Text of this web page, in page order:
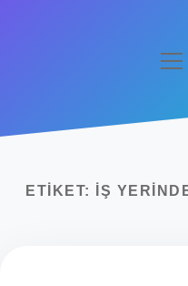
Yasal Uyarı
ETIKET: İŞ